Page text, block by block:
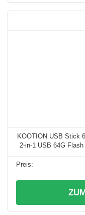
KOOTION USB Stick
2-in-1 USB 64G